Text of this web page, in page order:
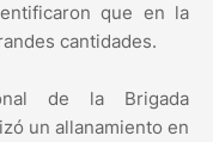
que en la
cantidades.
de la Brigada
un allanamiento en